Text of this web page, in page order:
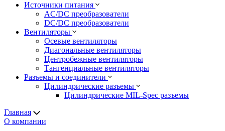
Источники питания
AC/DC преобразователи
DC/DC преобразователи
Вентиляторы
Осевые вентиляторы
Диагональные вентиляторы
Центробежные вентиляторы
Тангенциальные вентиляторы
Разъемы и соединители
Цилиндрические разъемы
Цилиндрические MIL-Spec разъемы
Главная
О компании